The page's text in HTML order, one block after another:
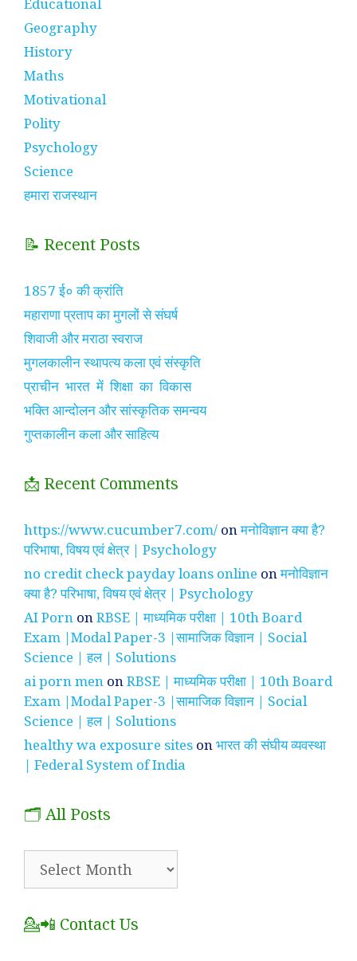
Geography
History
Maths
Motivational
Polity
Psychology
Science
हमारा राजस्थान
📝 Recent Posts
1857 ई० की क्रांति
महाराणा प्रताप का मुगलों से संघर्ष
शिवाजी और मराठा स्वराज
मुगलकालीन स्थापत्य कला एवं संस्कृति
प्राचीन भारत में शिक्षा का विकास
भक्ति आन्दोलन और सांस्कृतिक समन्वय
गुप्तकालीन कला और साहित्य
📩 Recent Comments
https://www.cucumber7.com/ onमनोविज्ञान क्या है?
परिभाषा, विषय एवं क्षेत्र | Psychology
no credit check payday loans online onमनोविज्ञान
क्या है? परिभाषा, विषय एवं क्षेत्र | Psychology
AI Porn onRBSE | माध्यमिक परीक्षा | 10th Board
Exam |Modal Paper-3 |सामाजिक विज्ञान | Social
Science | हल | Solutions
ai porn men onRBSE | माध्यमिक परीक्षा | 10th Board
Exam |Modal Paper-3 |सामाजिक विज्ञान | Social
Science | हल | Solutions
healthy wa exposure sites onभारत की संघीय व्यवस्था
| Federal System of India
🗂️ All Posts
💁📲 Contact Us